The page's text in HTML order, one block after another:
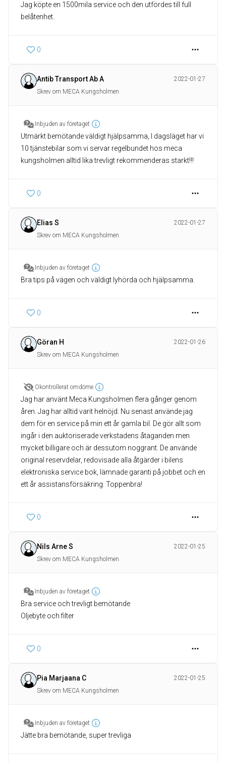
Jag köpte en 1500mila service och den utfördes till full
belåtenhet.
0
Antib Transport Ab A
2022-01-27
Skrev om MECA Kungsholmen
Inbjuden av företaget
Utmärkt bemötande väldigt hjälpsamma, I dagsläget har vi
10 tjänstebilar som vi servar regelbundet hos meca
kungsholmen alltid lika trevligt rekommenderas starkt!!!
0
Elias S
2022-01-27
Skrev om MECA Kungsholmen
Inbjuden av företaget
Bra tips på vägen och väldigt lyhörda och hjälpsamma.
0
Göran H
2022-01-26
Skrev om MECA Kungsholmen
Okontrollerat omdöme
Jag har använt Meca Kungsholmen flera gånger genom
åren. Jag har alltid varit helnöjd. Nu senast använde jag
dem för en service på min ett år gamla bil. De gör allt som
ingår i den auktoriserade verkstadens åtaganden men
mycket billigare och är dessutom noggrant. De använde
original reservdelar, redovisade alla åtgärder i bilens
elektroniska service bok, lämnade garanti på jobbet och en
ett år assistansförsäkring. Toppenbra!
0
Nils Arne S
2022-01-25
Skrev om MECA Kungsholmen
Inbjuden av företaget
Bra service och trevligt bemötande
Oljebyte och filter
0
Pia Marjaana C
2022-01-25
Skrev om MECA Kungsholmen
Inbjuden av företaget
Jätte bra bemötande, super trevliga